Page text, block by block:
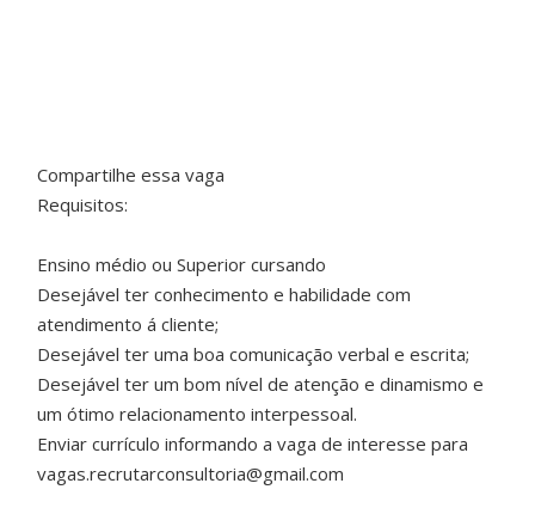
Compartilhe essa vaga
Requisitos:
Ensino médio ou Superior cursando
Desejável ter conhecimento e habilidade com
atendimento á cliente;
Desejável ter uma boa comunicação verbal e escrita;
Desejável ter um bom nível de atenção e dinamismo e
um ótimo relacionamento interpessoal.
Enviar currículo informando a vaga de interesse para
vagas.recrutarconsultoria@gmail.com